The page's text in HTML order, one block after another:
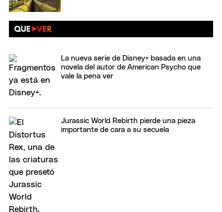
La nueva serie de Disney+ basada en una
novela del autor de American Psycho que
vale la pena ver
Jurassic World Rebirth pierde una pieza
importante de cara a su secuela